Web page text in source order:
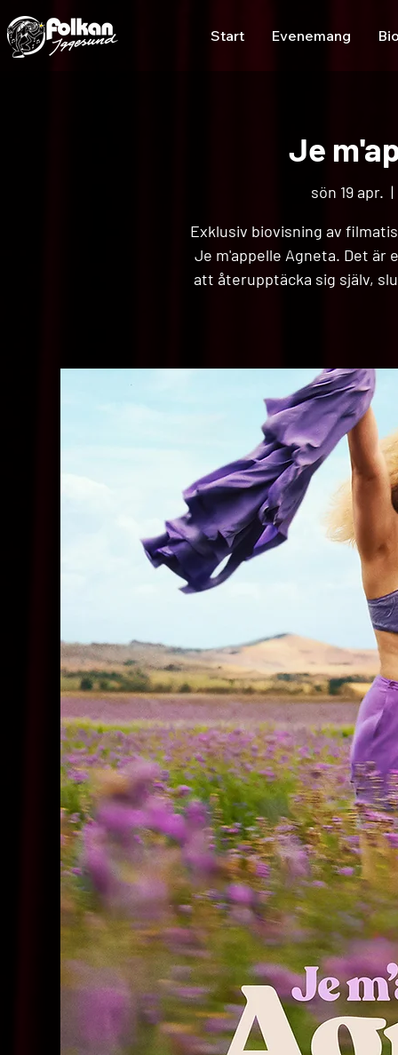
Start Evenemang
Je
sön 19 apr.
Exklusiv biovisning av
Je m'appelle Agneta. Det är
att återupptäcka sig själv,